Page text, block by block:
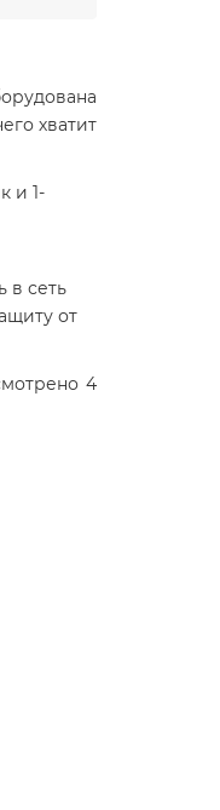
хватит
и 1-
в сеть
от
4